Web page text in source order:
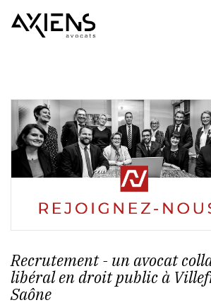
Recrutement - un avocat
libéral en droit public à
Saône